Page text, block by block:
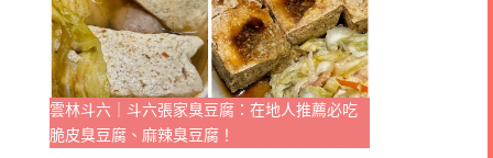
雲林斗六｜斗六張家臭豆腐：在地人推薦必吃
脆皮臭豆腐、麻辣臭豆腐！